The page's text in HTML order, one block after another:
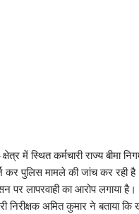
में स्थित कर्मचारी राज्य
कर पुलिस मामले की जांच कर रही
पर लापरवाही का आरोप लगाया
निरीक्षक अमित कुमार ने बताया